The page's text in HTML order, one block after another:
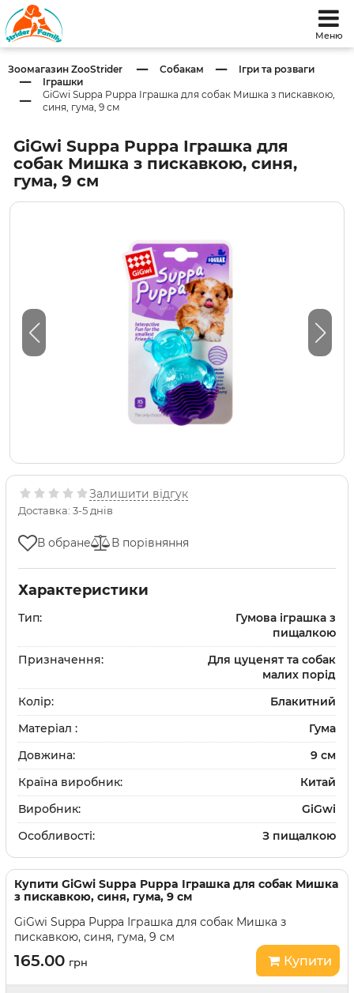
Меню
Зоомагазин ZooStrider Собакам
Ігри та розваги
Іграшки
GiGwi Suppa Puppa Іграшка для собак Мишка з пискавкою,
синя, гума, 9 см
GiGwi Suppa Puppa Іграшка для
собак Мишка з пискавкою, синя,
гума, 9 см
Залишити відгук
Доставка: 3-5 днів
В обране В порівняння
Характеристики
Тип:
Гумова іграшка з
пищалкою
Призначення:
Для цуценят та собак
малих порід
Колір:
Блакитний
Матеріал :
Гума
Довжина:
9 см
Країна виробник:
Китай
Виробник:
GiGwi
Особливості:
З пищалкою
Купити GiGwi Suppa Puppa Іграшка для собак Мишка
з пискавкою, синя, гума, 9 см
GiGwi Suppa Puppa Іграшка для собак Мишка з
пискавкою, синя, гума, 9 см
165.00 грн Купити